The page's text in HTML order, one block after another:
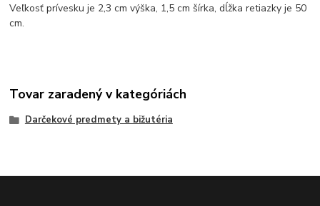
Veľkosť prívesku je 2,3 cm výška, 1,5 cm šírka, dĺžka retiazky je 50
cm.
Tovar zaradený v kategóriách
Darčekové predmety a bižutéria